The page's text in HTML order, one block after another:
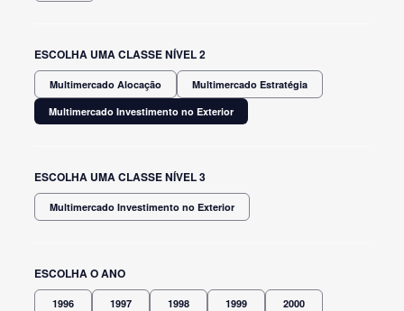
ESCOLHA UMA CLASSE NÍVEL 2
Multimercado Alocação
Multimercado Estratégia
Multimercado Investimento no Exterior
ESCOLHA UMA CLASSE NÍVEL 3
Multimercado Investimento no Exterior
ESCOLHA O ANO
1996 1997 1998 1999 2000